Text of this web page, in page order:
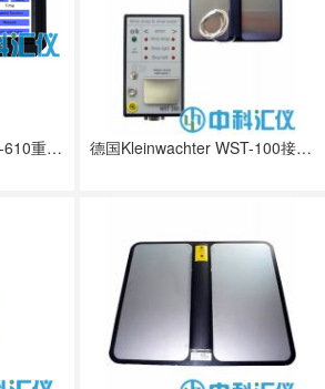
德国Kleinwachter TOM-610重锤式电阻测试套件 德国Kleinwachter WST-100接地腕带 防静电鞋检测仪